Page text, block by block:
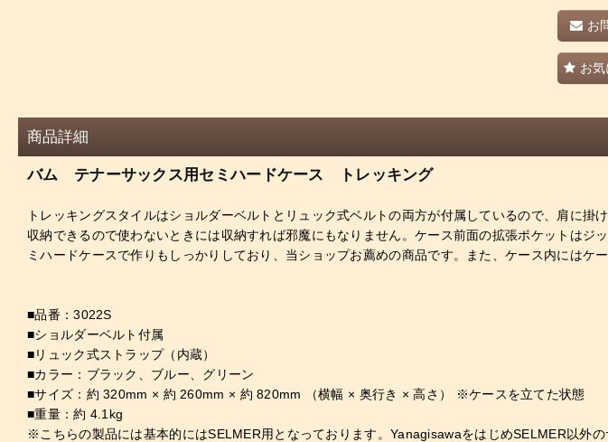
お
お
商品詳細
バム テナーサックス用セミハードケース トレッキング
トレッキングスタイルはショルダーベルトとリュック式ベルトの両方が付属しているので、肩に
収納できるので使わないときには収納すれば邪魔にもなりません。ケース前面の拡張ポケットは
ミハードケースで作りもしっかりしており、当ショップお薦めの商品です。また、ケース内にはケ
■品番：3022S
■ショルダーベルト付属
■リュック式ストラップ（内蔵）
■カラー：ブラック、ブルー、グリーン
■サイズ：約 320mm × 約 260mm × 約 820mm （横幅 × 奥行き × 高さ） ※ケースを立てた状態
■重量：約 4.1kg
※こちらの製品には基本的にはSELMER用となっております。YanagisawaをはじめSELMER以外の